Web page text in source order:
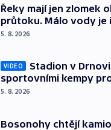
Řeky mají jen zlomek
průtoku. Málo vody je
5. 8. 2026
VIDEO
Stadion v
sportovními kempy
5. 8. 2026
Bosonohy chtějí